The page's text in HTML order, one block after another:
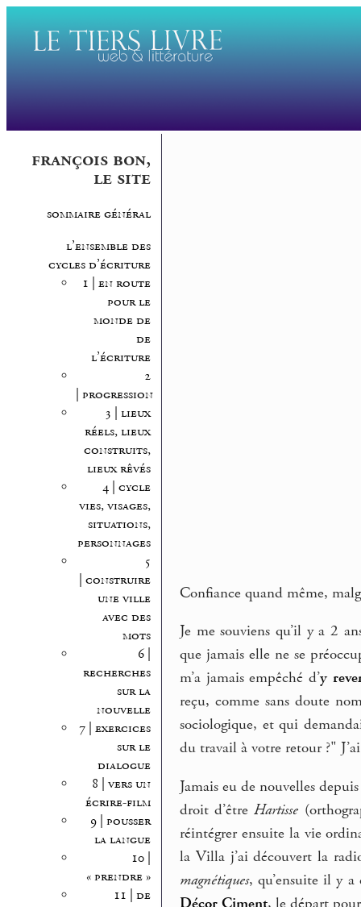
françois bon,
le site
sommaire général
l’ensemble des
cycles d’écriture
1 | en route
pour le
monde de
de
l’écriture
2
| progression
3 | lieux
réels, lieux
construits,
lieux rêvés
4 | cycle
vies, visages,
situations,
personnages
5
| construire
une ville
avec des
mots
6 |
recherches
sur la
nouvelle
7 | exercices
sur le
dialogue
8 | vers un
écrire-film
9 | pousser
la langue
10 |
« prendre »
11 | de
Confiance quand même,
Je me souviens qu’il y a 2
que jamais elle ne se
m’a jamais empêché d’y
reçu, comme sans doute
sociologique, et qui
du travail à votre retour ?"
Jamais eu de nouvelles
droit d’êtreHartisse
réintégrer ensuite la vie
la Villa j’ai découvert la
magnétiques, qu’ensuite il y